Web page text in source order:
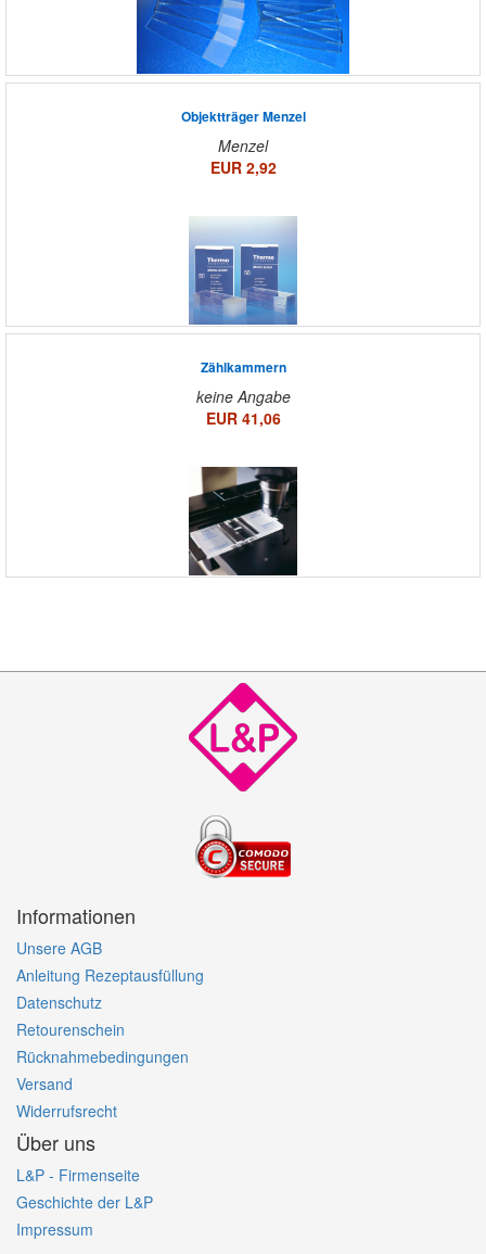
Objektträger Menzel
Menzel
EUR 2,92
Zählkammern
keine Angabe
EUR 41,06
Informationen
Unsere AGB
Anleitung Rezeptausfüllung
Datenschutz
Retourenschein
Rücknahmebedingungen
Versand
Widerrufsrecht
Über uns
L&P - Firmenseite
Geschichte der L&P
Impressum